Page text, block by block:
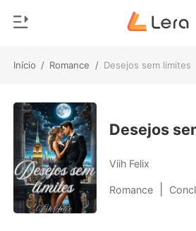
Início / Romance / Desejos sem limites
Loja
Histórico
Sair
Gênero
Moderno
Lobisomem
Contos
Desejos
Viih Felix
Romance